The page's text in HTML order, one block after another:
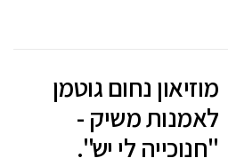
מוזיאון נחום גוטמן
לאמנות משיק -
"חנוכייה לי יש".